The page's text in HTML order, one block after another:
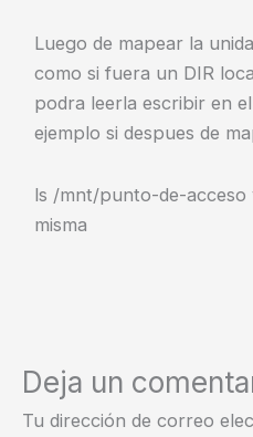
Luego de mapear la
como si fuera un DIR
podra leerla escribir en
ejemplo si despues de
ls /mnt/punto-de-acceso
misma
Deja un
Tu dirección de correo